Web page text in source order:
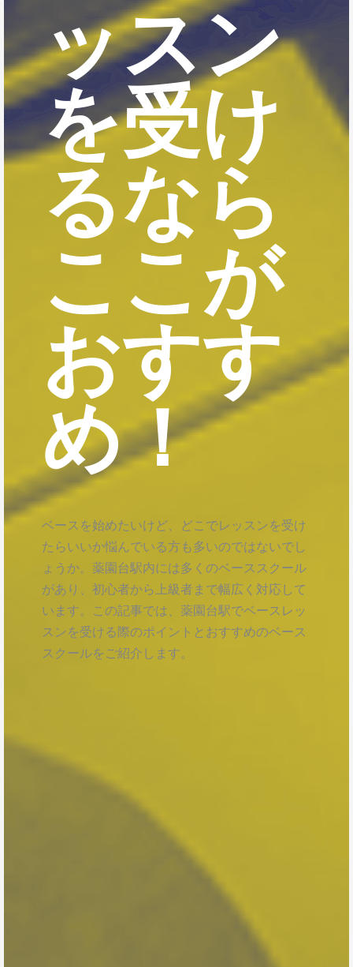
ッスン
を受け
るなら
ここが
おすす
め！
ベースを始めたいけど、どこでレッスンを受け
たらいいか悩んでいる方も多いのではないでし
ょうか。薬園台駅内には多くのベーススクール
があり、初心者から上級者まで幅広く対応して
います。この記事では、薬園台駅でベースレッ
スンを受ける際のポイントとおすすめのベース
スクールをご紹介します。